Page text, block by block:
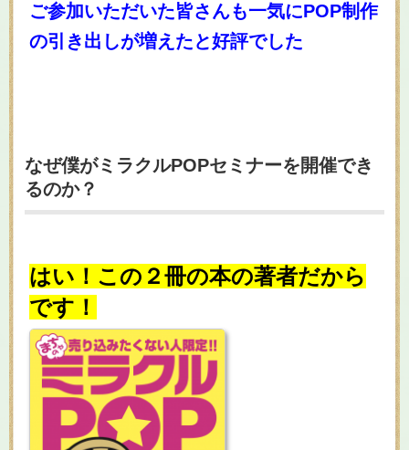
ご参加いただいた皆さんも一気にPOP制作
の引き出しが増えたと好評でした
なぜ僕がミラクルPOPセミナーを開催でき
るのか？
はい！この２冊の本の著者だから
です！